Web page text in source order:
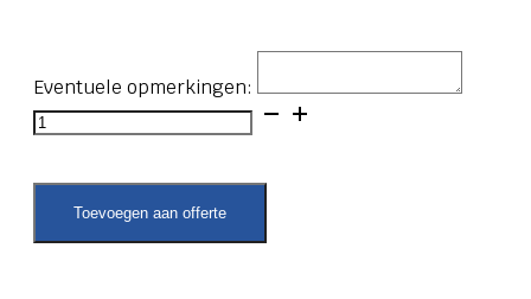
Eventuele opmerkingen:
Rechthoekige
buis
30x20x3
aantalToevoegen aan offerte